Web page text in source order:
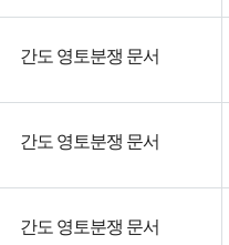
간도 영토분쟁 문서
간도 영토분쟁 문서
간도 영토분쟁 문서